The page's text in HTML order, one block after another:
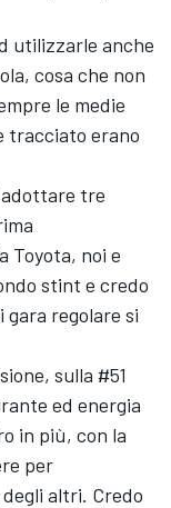
utilizzarle anche
cosa che non
le medie
tracciato erano
adottare tre
Toyota, noi e
stint e credo
regolare si
sulla #51
ed energia
in più, con la
per
altri. Credo